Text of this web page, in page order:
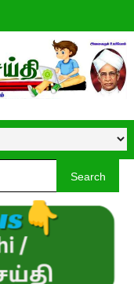
Search